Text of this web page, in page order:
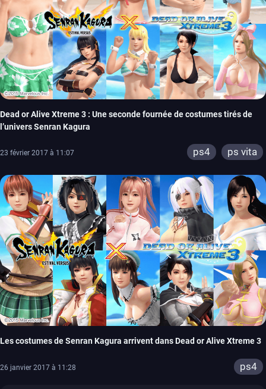
Dead or Alive Xtreme 3 : Une seconde fournée de costumes tirés de
l’univers Senran Kagura
23 février 2017 à 11:07 ps4 ps vita
Les costumes de Senran Kagura arrivent dans Dead or Alive Xtreme 3
26 janvier 2017 à 11:28 ps4